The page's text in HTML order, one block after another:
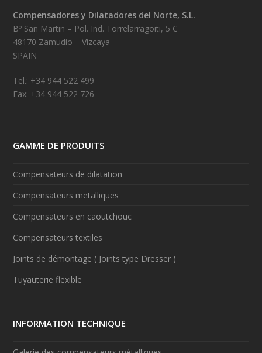
Compensadores y Dilatadores del Norte, S.L.
Bº San Martin – Pol. Ind. Torrelarragoiti, 5 C
48170 Zamudio – Vizcaya
SPAIN
Tel.: +34 944 522 499
Fax: +34 944 522 726
GAMME DE PRODUITS
Compensateurs de dilatation
Compensateurs metalliques
Compensateurs en caoutchouc
Compensateurs textiles
Joints de démontage ( Joints type Dresser )
Tuyauterie flexible
INFORMATION TECHNIQUE